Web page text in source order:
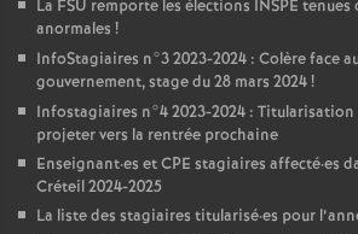
La FSU remporte les élections INSPE tenues
anormales !
InfoStagiaires n°3 2023-2024 : Colère face
gouvernement, stage du 28 mars 2024!
Infostagiaires n°4 2023-2024 : Titularisation
projeter vers la rentrée prochaine
Enseignant·es etCPE stagiaires affecté·es
Créteil 2024-2025
La liste des stagiaires titularisé·es pour